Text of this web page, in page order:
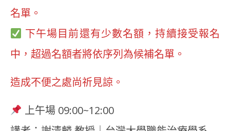
名單。
下午場目前還有少數名額，持續接受報名
中，超過名額者將依序列為候補名單。
造成不便之處尚祈見諒。
上午場 09:00~12:00